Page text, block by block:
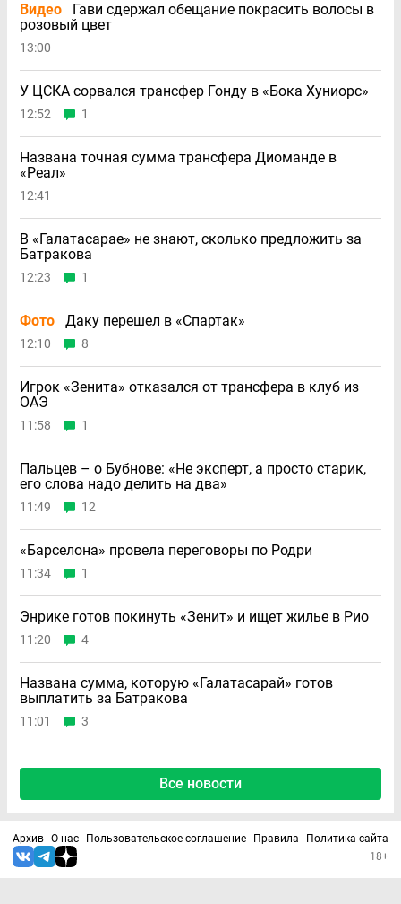
Видео
Гави сдержал обещание покрасить волосы в
розовый цвет
13:00
У ЦСКА сорвался трансфер Гонду в «Бока Хуниорс»
12:52 1
Названа точная сумма трансфера Диоманде в
«Реал»
12:41
В «Галатасарае» не знают, сколько предложить за
Батракова
12:23 1
Фото Даку перешел в «Спартак»
12:10 8
Игрок «Зенита» отказался от трансфера в клуб из
ОАЭ
11:58 1
Пальцев – о Бубнове: «Не эксперт, а просто старик,
его слова надо делить на два»
11:49 12
«Барселона» провела переговоры по Родри
11:34 1
Энрике готов покинуть «Зенит» и ищет жилье в Рио
11:20 4
Названа сумма, которую «Галатасарай» готов
выплатить за Батракова
11:01 3
Все новости
Архив О нас Пользовательское соглашение Правила
Политика сайта
18+